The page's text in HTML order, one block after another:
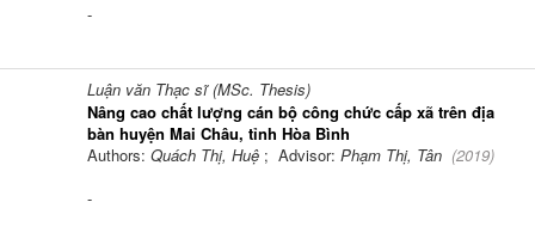
-
Luận văn Thạc sĩ (MSc. Thesis)
Nâng cao chất lượng cán bộ công chức cấp xã trên địa
bàn huyện Mai Châu, tỉnh Hòa Bình
Authors: Quách Thị, Huệ ; Advisor: Phạm Thị, Tân (2019)
-